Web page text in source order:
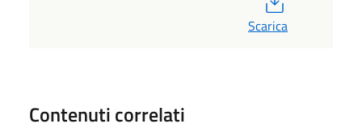
Scarica
Contenuti correlati